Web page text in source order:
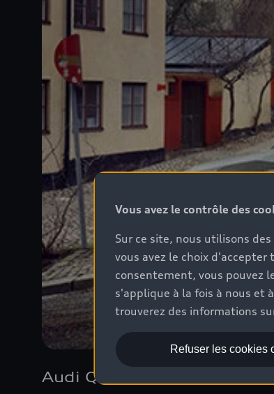
Audi Q2
Vous avez le contrôle des
Sur ce site, nous utilisons
vous avez le choix
consentement, vous pouvez
s'applique à la fois à nous et
trouverez des informations
Refuser les cookies